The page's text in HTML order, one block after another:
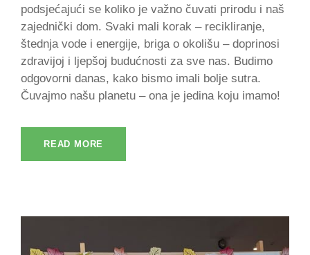
podsjećajući se koliko je važno čuvati prirodu i naš
zajednički dom. Svaki mali korak – recikliranje,
štednja vode i energije, briga o okolišu – doprinosi
zdravijoj i ljepšoj budućnosti za sve nas. Budimo
odgovorni danas, kako bismo imali bolje sutra.
Čuvajmo našu planetu – ona je jedina koju imamo!
READ MORE